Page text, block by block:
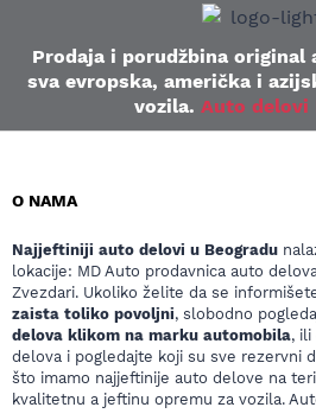
Prodaja i porudžbina original
sva evropska, američka i
vozila. Auto delovi
O NAMA
Najjeftiniji auto delovi u Beogradu
lokacije: MD Auto prodavnica auto
Zvezdari. Ukoliko želite da se
zaista toliko povoljni, slobodno
delova klikom na marku automobila, ili
delova i pogledajte koji su sve rezervni
što imamo najjeftinije auto delove na
kvalitetnu a jeftinu opremu za vozila.